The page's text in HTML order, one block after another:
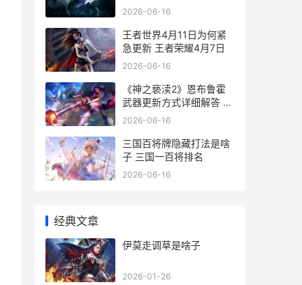
叫什么名字
2026-06-16
王者世界4月11日为何紧
急更新 王者荣耀4月7日
2026-06-16
《神之亵渎2》恩布鲁霍
武器更新方式详细解答 神
之亵渎2孽刃怎么获取
2026-06-16
三国百将牌隐藏打法是啥
子 三国一百将排名
2026-06-16
经典文章
伊莫走调草是啥子
2026-01-26